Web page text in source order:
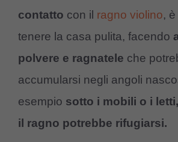
contatto con il ragno violino,
tenere la casa pulita, facendo
polvere e ragnatele che
accumularsi negli angoli
esempio sotto i mobili o i
il ragno potrebbe rifugiarsi.